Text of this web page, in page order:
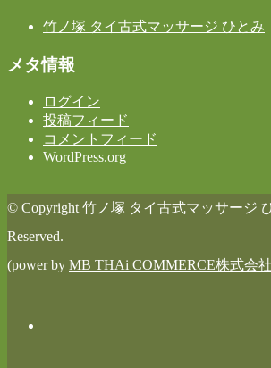
竹ノ塚 タイ古式マッサージ ひとみ
メタ情報
ログイン
投稿フィード
コメントフィード
WordPress.org
© Copyright 竹ノ塚 タイ古式マッサージ
Reserved.
(power by MB THAi COMMERCE株式会社